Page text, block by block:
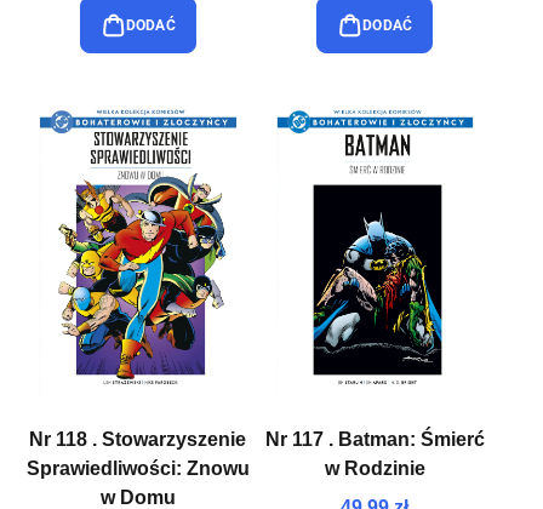
DODAĆ DODAĆ
Nr 118 . Stowarzyszenie
Sprawiedliwości: Znowu
w Domu
Nr 117 . Batman: Śmierć
w Rodzinie